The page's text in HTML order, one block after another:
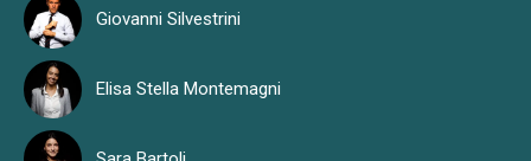
Giovanni Silvestrini
Elisa Stella Montemagni